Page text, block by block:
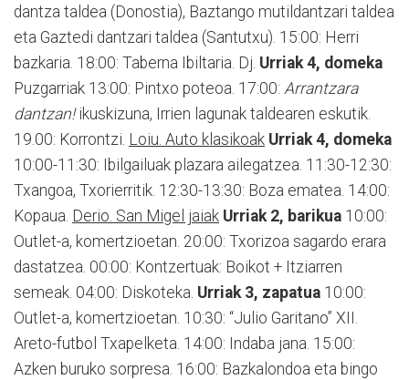
dantza taldea (Donostia), Baztango mutildantzari taldea
eta Gaztedi dantzari taldea (Santutxu). 15:00: Herri
bazkaria. 18:00: Taberna Ibiltaria. Dj. Urriak 4, domeka
Puzgarriak 13:00: Pintxo poteoa. 17:00: Arrantzara
dantzan!ikuskizuna, Irrien lagunak taldearen eskutik.
19.00: Korrontzi. Loiu. Auto klasikoak Urriak 4, domeka
10:00-11:30: Ibilgailuak plazara ailegatzea. 11:30-12:30:
Txangoa, Txorierritik. 12:30-13:30: Boza ematea. 14:00:
Kopaua. Derio. San Migel jaiak Urriak 2, barikua 10:00:
Outlet-a, komertzioetan. 20:00: Txorizoa sagardo erara
dastatzea. 00:00: Kontzertuak: Boikot + Itziarren
semeak. 04:00: Diskoteka. Urriak 3, zapatua 10:00:
Outlet-a, komertzioetan. 10:30: “Julio Garitano” XII.
Areto-futbol Txapelketa. 14:00: Indaba jana. 15:00:
Azken buruko sorpresa. 16:00: Bazkalondoa eta bingo